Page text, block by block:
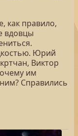
как правило,
вдовцы
Юрий
Виктор
им
Справились